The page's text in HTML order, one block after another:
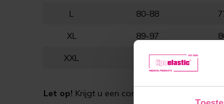
L 80-88
XL 89-97
XXL 98-106
Let op! Krijgt u een correctie? Raadpleeg